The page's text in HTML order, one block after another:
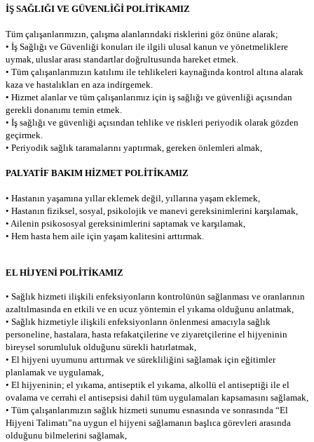
İŞ SAĞLIĞI VE GÜVENLİĞİ POLİTİKAMIZ
Tüm çalışanlarımızın, çalışma alanlarındaki risklerini göz önüne alarak;
• İş Sağlığı ve Güvenliği konuları ile ilgili ulusal kanun ve yönetmeliklere
uymak, uluslar arası standartlar doğrultusunda hareket etmek.
• Tüm çalışanlarımızın katılımı ile tehlikeleri kaynağında kontrol altına alarak
kaza ve hastalıkları en aza indirgemek.
• Hizmet alanlar ve tüm çalışanlarımız için iş sağlığı ve güvenliği açısından
gerekli donanımı temin etmek.
• İş sağlığı ve güvenliği açısından tehlike ve riskleri periyodik olarak gözden
geçirmek.
• Periyodik sağlık taramalarını yaptırmak, gereken önlemleri almak,
PALYATİF BAKIM HİZMET POLİTİKAMIZ
• Hastanın yaşamına yıllar eklemek değil, yıllarına yaşam eklemek,
• Hastanın fiziksel, sosyal, psikolojik ve manevi gereksinimlerini karşılamak,
• Ailenin psikososyal gereksinimlerini saptamak ve karşılamak,
• Hem hasta hem aile için yaşam kalitesini arttırmak.
EL HİJYENİ POLİTİKAMIZ
• Sağlık hizmeti ilişkili enfeksiyonların kontrolünün sağlanması ve oranlarının
azaltılmasında en etkili ve en ucuz yöntemin el yıkama olduğunu anlatmak,
• Sağlık hizmetiyle ilişkili enfeksiyonların önlenmesi amacıyla sağlık
personeline, hastalara, hasta refakatçilerine ve ziyaretçilerine el hijyeninin
bireysel sorumluluk olduğunu sürekli hatırlatmak,
• El hijyeni uyumunu arttırmak ve sürekliliğini sağlamak için eğitimler
planlamak ve uygulamak,
• El hijyeninin; el yıkama, antiseptik el yıkama, alkollü el antiseptiği ile el
ovalama ve cerrahi el antisepsisi dahil tüm uygulamaları kapsamasını sağlamak,
• Tüm çalışanlarımızın sağlık hizmeti sunumu esnasında ve sonrasında “El
Hijyeni Talimatı”na uygun el hijyeni sağlamanın başlıca görevleri arasında
olduğunu bilmelerini sağlamak,